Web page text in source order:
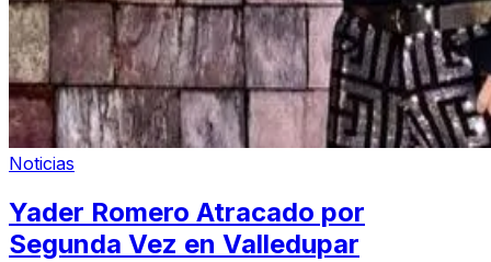
Noticias
Yader Romero Atracado por
Segunda Vez en Valledupar